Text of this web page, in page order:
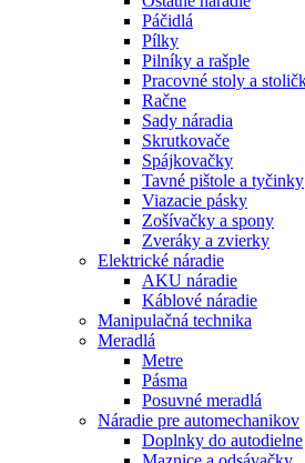
Páčidlá
Pílky
Pilníky a rašple
Pracovné stoly a
Račne
Sady náradia
Skrutkovače
Spájkovačky
Tavné pištole a tyčinky
Viazacie pásky
Zošívačky a spony
Zveráky a zvierky
Elektrické náradie
AKU náradie
Káblové náradie
Manipulačná technika
Meradlá
Metre
Pásma
Posuvné meradlá
Náradie pre automechanikov
Doplnky do autodielne